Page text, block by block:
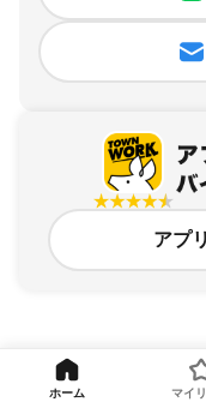
アプ
東京都、神谷町駅、保育士・
ホーム マイ